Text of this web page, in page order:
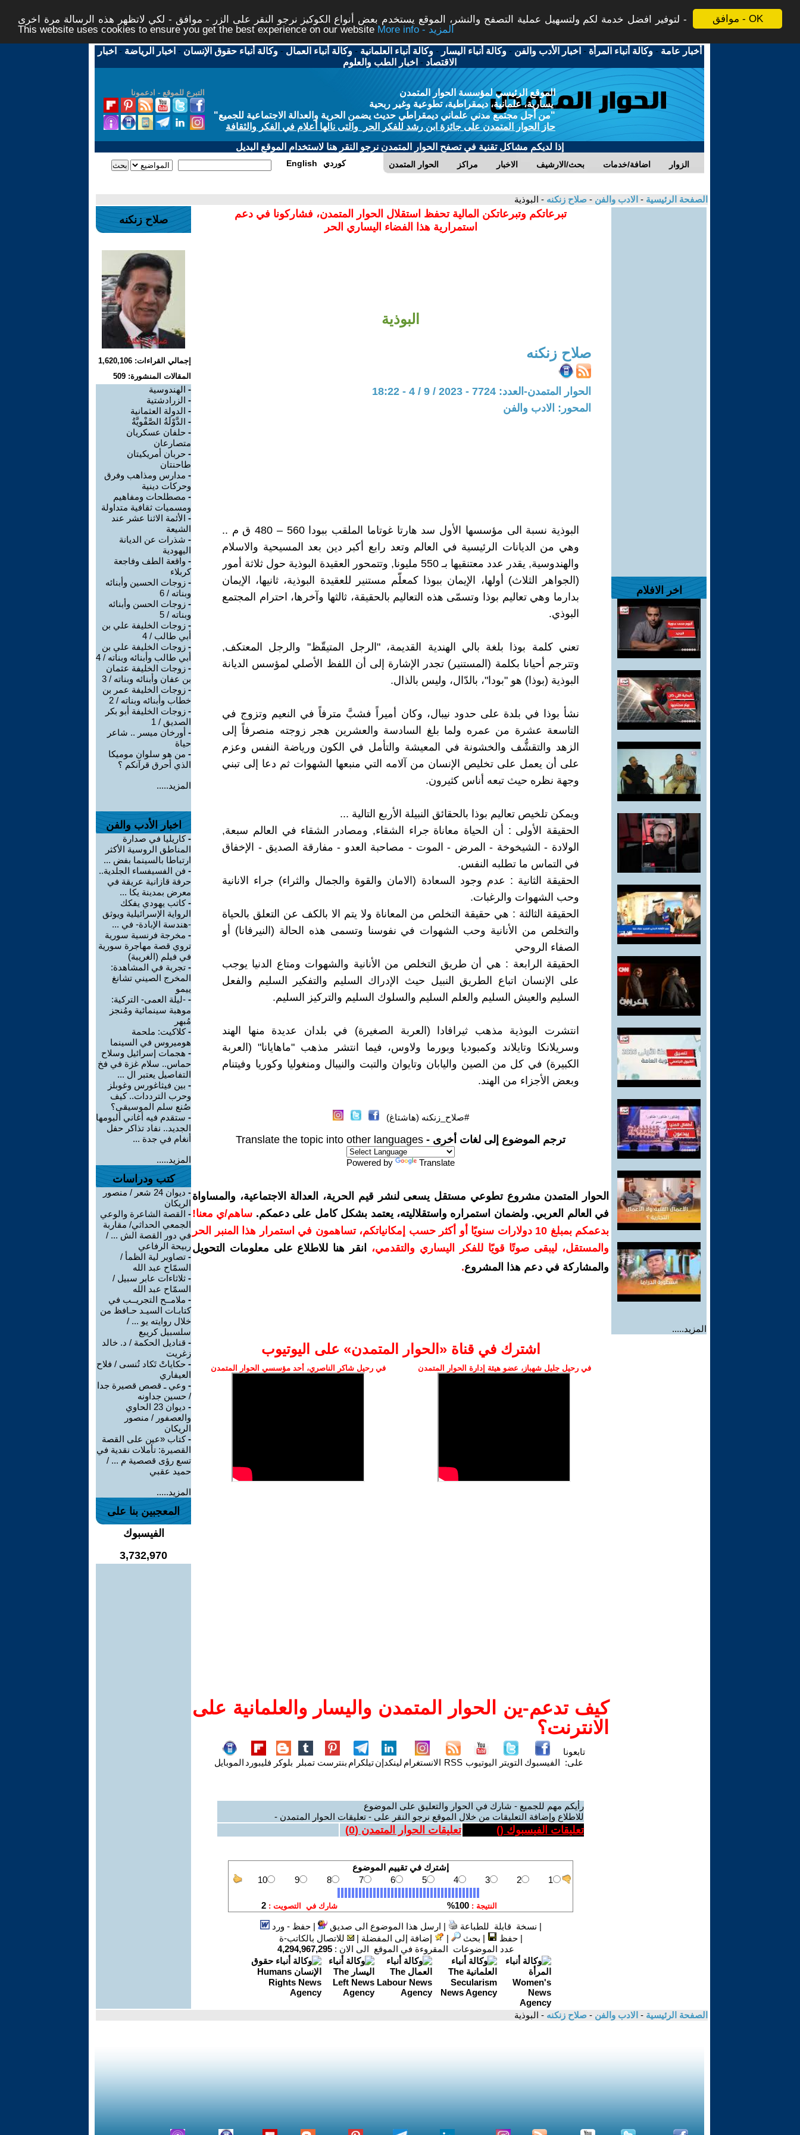
موافق - OK
لتوفير افضل خدمة لكم ولتسهيل عملية التصفح والنشر، الموقع يستخدم بعض أنواع الكوكيز نرجو النقر على الزر - موافق - لكي لاتظهر هذه الرسالة مرة اخرى -
This website uses cookies to ensure you get the best experience on our website
More info - المزيد
أخبار عامة -وكالة أنباء المرأة - اخبار الأدب والفن -وكالة أنباء اليسار -وكالة أنباء العلمانية -وكالة أنباء العمال -وكالة أنباء حقوق الإنسان - اخبار الرياضة - اخبار
الاقتصاد - اخبار الطب والعلوم
التبرع للموقع - ادعمونا
الموقع الرئيسي لمؤسسة الحوار المتمدن
يسارية، علمانية، ديمقراطية، تطوعية وغير ربحية
"من أجل مجتمع مدني علماني ديمقراطي حديث يضمن الحرية والعدالة الاجتماعية للجميع"
حاز الحوار المتمدن على جائزة ابن رشد للفكر الحر والتى نالها أعلام في الفكر والثقافة
إذا لديكم مشاكل تقنية في تصفح الحوار المتمدن نرجو النقر هنا لاستخدام الموقع البديل
الحوار المتمدن مراكز الاخبار بحث/الارشيف اضافة/خدمات الزوار English كوردي
الصفحة الرئيسية - الادب والفن - صلاح زنكنه - البوذية
اخر الافلام
المزيد.....
تبرعاتكم وتبرعاتكن المالية تحفظ استقلال الحوار المتمدن، فشاركونا في دعم
استمرارية هذا الفضاء اليساري الحر
البوذية
صلاح زنكنه
الحوار المتمدن-العدد: 7724 - 2023 / 9 / 4 - 18:22
المحور: الادب والفن
البوذية نسبة الى مؤسسها الأول سد هارتا غوتاما الملقب ببودا 560 – 480 ق م ..
وهي من الديانات الرئيسية في العالم وتعد رابع أكبر دين بعد المسيحية والاسلام
والهندوسية, يقدر عدد معتنقيها بـ 550 مليونا, وتتمحور العقيدة البوذية حول ثلاثة أمور
(الجواهر الثلاث) أولها، الإيمان ببوذا كمعلّم مستنير للعقيدة البوذية، ثانيها، الإيمان
بدارما وهي تعاليم بوذا وتسمّى هذه التعاليم بالحقيقة، ثالثها وآخرها، احترام المجتمع
البوذي.
تعني كلمة بوذا بلغة بالي الهندية القديمة، "الرجل المتيقّظ" والرجل المعتكف,
وتترجم أحيانا بكلمة (المستنير) تجدر الإشارة إلى أن اللفظ الأصلي لمؤسس الديانة
البوذية (بوذا) هو "بودا"، بالدّال، وليس بالذال.
نشأ بوذا في بلدة على حدود نيبال، وكان أميراً فشبَّ مترفاً في النعيم وتزوج في
التاسعة عشرة من عمره ولما بلغ السادسة والعشرين هجر زوجته منصرفاً إلى
الزهد والتقشُّف والخشونة في المعيشة والتأمل في الكون ورياضة النفس وعزم
على أن يعمل على تخليص الإنسان من آلامه التي منبعها الشهوات ثم دعا إلى تبني
وجهة نظره حيث تبعه أناس كثيرون.
ويمكن تلخيص تعاليم بوذا بالحقائق النبيلة الأربع التالية ...
الحقيقة الأولى : أن الحياة معاناة جراء الشقاء, ومصادر الشقاء في العالم سبعة,
الولادة - الشيخوخة - المرض - الموت - مصاحبة العدو - مفارقة الصديق - الإخفاق
في التماس ما تطلبه النفس.
الحقيقة الثانية : عدم وجود السعادة (الامان والقوة والجمال والثراء) جراء الانانية
وحب الشهوات والرغبات.
الحقيقة الثالثة : هي حقيقة التخلص من المعاناة ولا يتم الا بالكف عن التعلق بالحياة
والتخلص من الأنانية وحب الشهوات في نفوسنا وتسمى هذه الحالة (النيرفانا) أو
الصفاء الروحي
الحقيقة الرابعة : هي أن طريق التخلص من الأنانية والشهوات ومتاع الدنيا يوجب
على الإنسان اتباع الطريق النبيل حيث الإدراك السليم والتفكير السليم والفعل
السليم والعيش السليم والعلم السليم والسلوك السليم والتركيز السليم.
انتشرت البوذية مذهب ثيرافادا (العربة الصغيرة) في بلدان عديدة منها الهند
وسريلانكا وتايلاند وكمبوديا وبورما ولاوس، فيما انتشر مذهب "ماهايانا" (العربة
الكبيرة) في كل من الصين واليابان وتايوان والتبت والنيبال ومنغوليا وكوريا وفيتنام
وبعض الأجزاء من الهند.
#صلاح_زنكنه (هاشتاغ)
ترجم الموضوع إلى لغات أخرى - Translate the topic into other languages
Powered by Translate
الحوار المتمدن مشروع تطوعي مستقل يسعى لنشر قيم الحرية، العدالة الاجتماعية، والمساواة
في العالم العربي. ولضمان استمراره واستقلاليته، يعتمد بشكل كامل على دعمكم. ساهم/ي معنا!
بدعمكم بمبلغ 10 دولارات سنويًا أو أكثر حسب إمكانياتكم، تساهمون في استمرار هذا المنبر الحر
والمستقل، ليبقى صوتًا قويًا للفكر اليساري والتقدمي،
انقر هنا للاطلاع على معلومات التحويل
والمشاركة في دعم هذا المشروع.
اشترك في قناة ‫«الحوار المتمدن» على اليوتيوب
في رحيل جليل شهباز، عضو هيئة إدارة الحوار المتمدن في رحيل شاكر الناصري، أحد مؤسسي الحوار المتمدن
كيف تدعم-ين الحوار المتمدن واليسار والعلمانية على
الانترنت؟
تابعونا
على: الفيسبوك التويتر اليوتيوب RSS الانستغرام لينكدإنتيلكرام بنترست تمبلر بلوكر فليبورد الموبايل
رأيكم مهم للجميع - شارك في الحوار والتعليق على الموضوع
للاطلاع وإضافة التعليقات من خلال الموقع نرجو النقر على - تعليقات الحوار المتمدن -
تعليقات الفيسبوك () تعليقات الحوار المتمدن (0
)
| نسخة قابلة للطباعة | ارسل هذا الموضوع الى صديق |حفظ - ورد
|حفظ | بحث | إضافة إلى المفضلة |
للاتصال بالكاتب-ة
عدد الموضوعات المقروءة في الموقع الى الان : 4,294,967,295
صلاح زنكنه
إجمالي القراءات: 1,620,106
المقالات المنشورة: 509
- الهندوسية
- الزرادشتية
- الدولة العثمانية
- الدَّوْلَةُ الصَّفْويَّةُ
- حلفان عسكريان
متصارعان
- حربان أمريكيتان
طاحنتان
- مدارس ومذاهب وفرق
وحركات دينية
- مصطلحات ومفاهيم
ومسميات ثقافية متداولة
- الأئمة الاثنا عشر عند
الشيعة
- شذرات عن الديانة
اليهودية
- واقعة الطف وفاجعة
كربلاء
- زوجات الحسين وأبنائه
وبناته / 6
- زوجات الحسن وأبنائه
وبناته / 5
- زوجات الخليفة علي بن
أبي طالب / 4
- زوجات الخليفة علي بن
أبي طالب وأبنائه وبناته / 4
- زوجات الخليفة عثمان
بن عفان وأبنائه وبناته / 3
- زوجات الخليفة عمر بن
خطاب وأبنائه وبناته / 2
- زوجات الخليفة أبو بكر
الصديق / 1
- أورخان ميسر .. شاعر
حياة
- من هو سلوان موميكا
الذي أحرق قرآنكم ؟
المزيد.....
اخبار الأدب والفن
-كاريليا في صدارة
المناطق الروسية الأكثر
ارتباطا بالسينما بفض ...
- فن الفسيفساء الجلدية..
حرفة قازانية عريقة في
معرض بمدينة يكا ...
-كاتب يهودي يفكك
الرواية الإسرائيلية ويوثق
-هندسة الإبادة- في ...
- مخرجة فرنسية سورية
تروي قصة مهاجرة سورية
في فيلم (الغريبة)
- تجربة في المشاهدة:
المخرج الصيني تشانغ
ييمو
- -ليلة العمى- التركية:
موهبة سينمائية ومُنجز
مُبهر
-كلاكيت: ملحمة
هوميروس في السينما
- هجمات إسرائيل وسلاح
حماس.. سلام غزة في فخ
التفاصيل يعتبر ال ...
- بين فيثاغورس وغوبلز
وحرب الترددات.. كيف
صُنع سلم الموسيقى؟
- ستقدم فيه أغاني ألبومها
الجديد.. نفاد تذاكر حفل
أنغام في جدة ...
المزيد.....
كتب ودراسات
-
ديوان 24 شعر / منصور
الريكان
- القصة الشاعرة والوعي
الجمعي الحداثي/ مقاربة
في دور القصة الش ... /
ربيحة الرفاعي
- تصاوير لية الظمأ /
السمّاح عبد الله
- ثلاثاءات عابر سبيل /
السمّاح عبد الله
- ملامــح التجريــب في
كتابـات السيـد حـافظ من
خلال روايته يو ... /
سلسبيل كريبع
- قناديل الحكمة / د. خالد
زغريت
- حكاياتْ تَكاد تُنسى / فلاح
العيفاري
- وعي ـ قصص قصيرة جدا
/ حسين جداونه
-
ديوان 23 الحاوي
والعصفور / منصور
الريكان
-كتاب «عين على القصة
القصيرة: تأملات نقدية في
تسع رؤى قصصية م ... /
حميد عقبي
المزيد.....
المعجبين بنا على
الفيسبوك
3,732,970
الصفحة الرئيسية - الادب والفن - صلاح زنكنه - البوذية